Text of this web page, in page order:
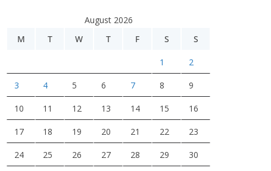
August 2026
M
T W T F S S
1 2
3 4 5 6 7 8 9
10 11 12 13 14 15 16
17 18 19 20 21 22 23
24 25 26 27 28 29 30